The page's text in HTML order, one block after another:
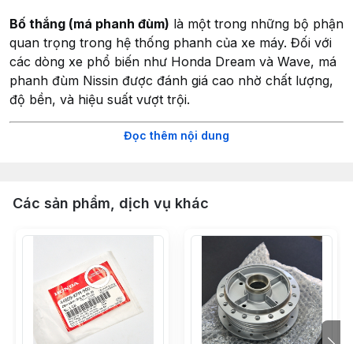
Bố thắng (má phanh đùm) là một trong những bộ phận
quan trọng trong hệ thống phanh của xe máy. Đối với
các dòng xe phổ biến như Honda Dream và Wave, má
phanh đùm Nissin được đánh giá cao nhờ chất lượng,
độ bền, và hiệu suất vượt trội.
1. Đặc điểm nổi bật của bố thắng Nissin
chất ma sát đặc biệt, đảm bảo hiệu quả phanh cao mà
Hiệu suất ổn định:Thiết kế tối ưu cho khả năng phanh
mượt mà, không bị giật hoặc tạo tiếng kêu khó chịu
trong quá trình sử dụng.
Tuổi thọ cao:Với độ bền vượt trội, má phanh Nissin ít
bị mài mòn ngay cả trong điều kiện sử dụng liên tục
hoặc khắc nghiệt.
Đọc thêm nội dung
Các sản phẩm, dịch vụ khác